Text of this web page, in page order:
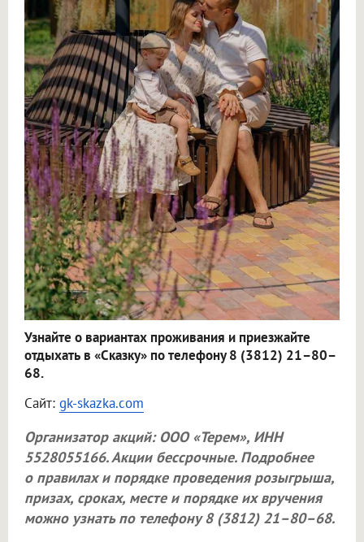
Узнайте о вариантах проживания и приезжайте
отдыхать в «Сказку» по телефону 8 (3812) 21–80–
68.
Сайт: gk-skazka.com
Организатор акций: ООО «Терем», ИНН
5528055166. Акции бессрочные. Подробнее
о правилах и порядке проведения розыгрыша,
призах, сроках, месте и порядке их вручения
можно узнать по телефону 8 (3812) 21–80–68.